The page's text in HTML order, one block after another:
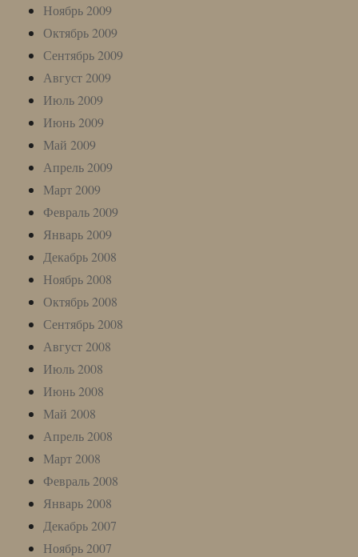
Ноябрь 2009
Октябрь 2009
Сентябрь 2009
Август 2009
Июль 2009
Июнь 2009
Май 2009
Апрель 2009
Март 2009
Февраль 2009
Январь 2009
Декабрь 2008
Ноябрь 2008
Октябрь 2008
Сентябрь 2008
Август 2008
Июль 2008
Июнь 2008
Май 2008
Апрель 2008
Март 2008
Февраль 2008
Январь 2008
Декабрь 2007
Ноябрь 2007